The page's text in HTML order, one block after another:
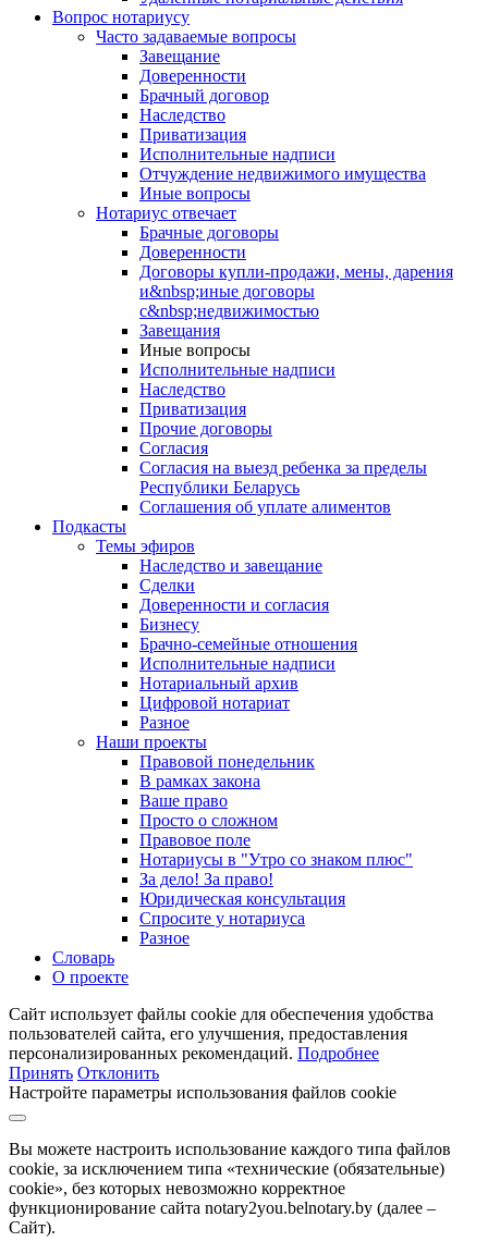
Вопрос нотариусу
Часто задаваемые вопросы
Завещание
Доверенности
Брачный договор
Наследство
Приватизация
Исполнительные надписи
Отчуждение недвижимого имущества
Иные вопросы
Нотариус отвечает
Брачные договоры
Доверенности
Договоры купли-продажи, мены, дарения
и&nbsp;иные договоры
с&nbsp;недвижимостью
Завещания
Иные вопросы
Исполнительные надписи
Наследство
Приватизация
Прочие договоры
Согласия
Согласия на выезд ребенка за пределы
Республики Беларусь
Соглашения об уплате алиментов
Подкасты
Темы эфиров
Наследство и завещание
Сделки
Доверенности и согласия
Бизнесу
Брачно-семейные отношения
Исполнительные надписи
Нотариальный архив
Цифровой нотариат
Разное
Наши проекты
Правовой понедельник
В рамках закона
Ваше право
Просто о сложном
Правовое поле
Нотариусы в "Утро со знаком плюс"
За дело! За право!
Юридическая консультация
Спросите у нотариуса
Разное
Словарь
О проекте
Сайт использует файлы cookie для обеспечения удобства
пользователей сайта, его улучшения, предоставления
персонализированных рекомендаций. Подробнее
Принять Отклонить
Настройте параметры использования файлов cookie
Вы можете настроить использование каждого типа файлов
cookie, за исключением типа «технические (обязательные)
cookie», без которых невозможно корректное
функционирование сайта notary2you.belnotary.by (далее –
Сайт).